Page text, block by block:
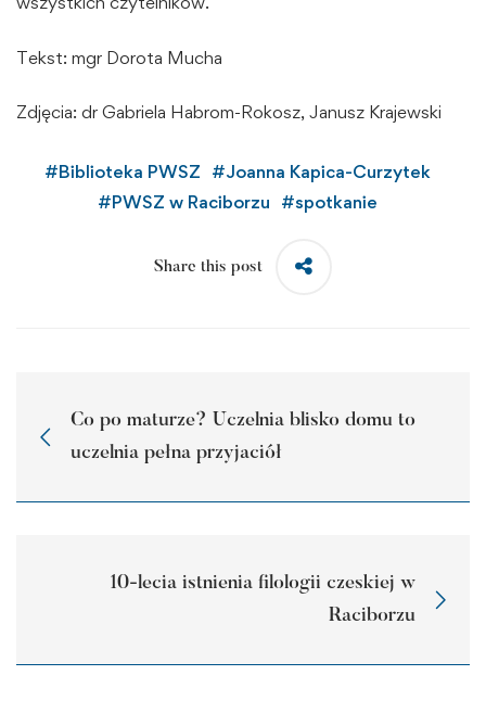
Tekst: mgr Dorota Mucha
Zdjęcia: dr Gabriela Habrom-Rokosz, Janusz Krajewski
#Biblioteka PWSZ #Joanna Kapica-Curzytek
#PWSZ w Raciborzu #spotkanie
Share this post
Co po maturze? Uczelnia blisko domu to
uczelnia pełna przyjaciół
10-lecia istnienia filologii czeskiej w
Raciborzu